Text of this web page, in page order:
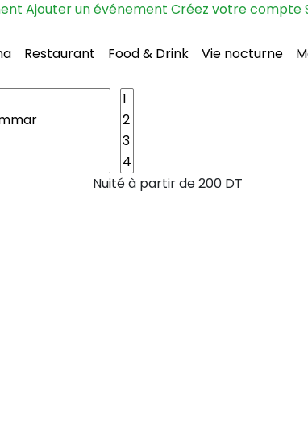
Ajouter un événement Créez votre compte
Restaurant Food & Drink Vie nocturne
Nuité à partir de200 DT